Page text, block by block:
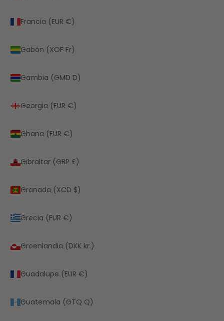
Francia (EUR €)
Gabón (XOF Fr)
Gambia (GMD D)
Georgia (EUR €)
Ghana (EUR €)
Gibraltar (GBP £)
Granada (XCD $)
Grecia (EUR €)
Groenlandia (DKK kr.)
Guadalupe (EUR €)
Guatemala (GTQ Q)